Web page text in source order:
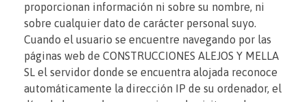
proporcionan información ni sobre su nombre, ni
sobre cualquier dato de carácter personal suyo.
Cuando el usuario se encuentre navegando por las
páginas web de CONSTRUCCIONES ALEJOS Y MELLA
SL el servidor donde se encuentra alojada reconoce
automáticamente la dirección IP de su ordenador, el